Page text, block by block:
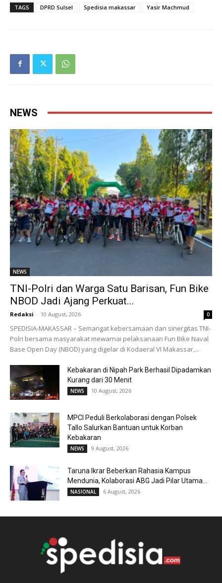
TAGS DPRD Sulsel Spedisia makassar Yasir Machmud
NEWS
NEWS
TNI-Polri dan Warga Satu Barisan, Fun Bike
NBOD Jadi Ajang Perkuat...
Redaksi - 10 August, 2026 0
SPEDISIA-MAKASSAR – Semangat kebersamaan dan sinergitas TNI-
Polri bersama masyarakat mewarnai pelaksanaan Fun Bike Naval
Base Open Day (NBOD) yang digelar di Kodaeral VI Makassar,...
Kebakaran di Nipah Park Berhasil Dipadamkan
Kurang dari 30 Menit
NEWS 10 August, 2026
MPCI Peduli Berkolaborasi dengan Polsek
Tallo Salurkan Bantuan untuk Korban
Kebakaran
NEWS 9 August, 2026
Taruna Ikrar Beberkan Rahasia Kampus
Mendunia, Kolaborasi ABG Jadi Pilar Utama...
NASIONAL 6 August, 2026